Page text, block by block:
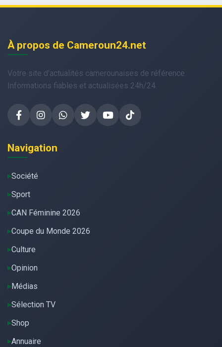
À propos de Cameroun24.net
Votre site d'actualités camerounaises de référence.
Informations fiables et actualisées 24h/24.
Navigation
Société
Sport
CAN Féminine 2026
Coupe du Monde 2026
Culture
Opinion
Médias
Sélection TV
Shop
Annuaire